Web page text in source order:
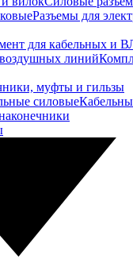
Разъемы для
для кабельных и
линий
муфты и гильзы
силовые